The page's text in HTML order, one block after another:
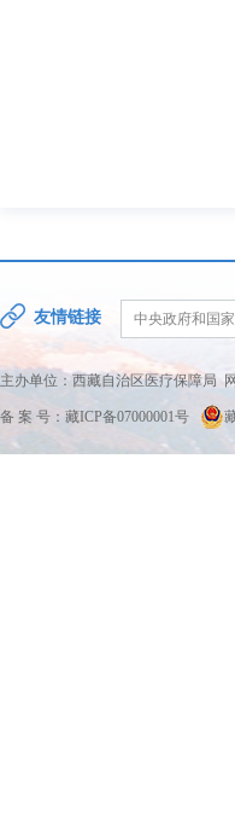
友情链接 中央政府和国
主办单位：西藏自治区医疗保障局
备 案 号：藏ICP备07000001号